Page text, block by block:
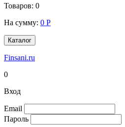
Товаров: 0
На сумму: 0 Р
Каталог
Finsani.ru
0
Вход
Email
Пароль